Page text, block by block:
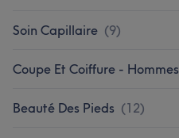
Soin Capillaire (9)
Coupe Et Coiffure - Hommes
Beauté Des Pieds (12)